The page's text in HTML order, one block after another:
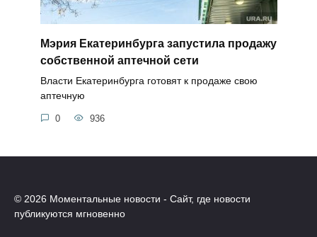
Мэрия Екатеринбурга запустила продажу
собственной аптечной сети
Власти Екатеринбурга готовят к продаже свою
аптечную
0 936
© 2026 Моментальные новости - Сайт, где новости
публикуются мгновенно